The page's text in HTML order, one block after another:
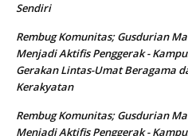
Sendiri
Rembug Komunitas; Gusdurian
Menjadi Aktifis Penggerak -
Gerakan Lintas-Umat Beragama
Kerakyatan
Rembug Komunitas; Gusdurian
Menjadi Aktifis Penggerak -